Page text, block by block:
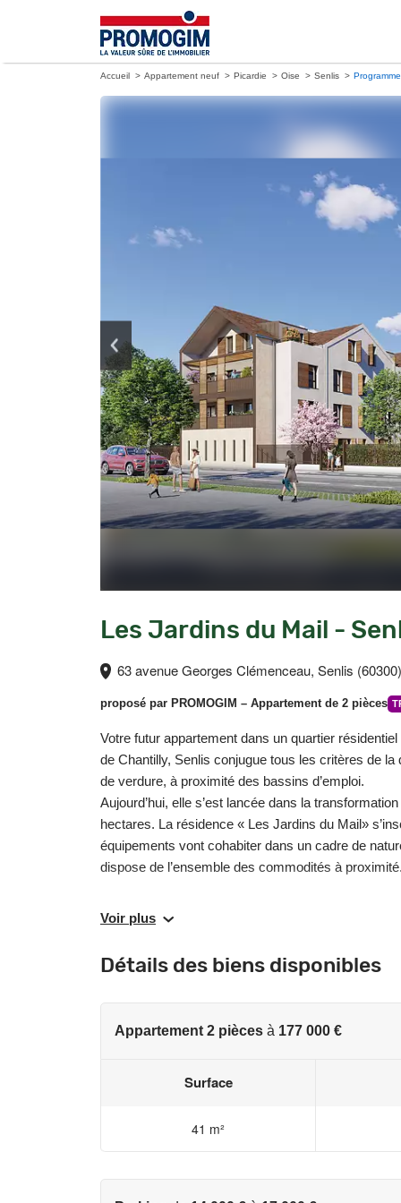
Accueil Appartement neuf Picardie Oise Senlis Programme
Les Jardins du Mail -
63 avenue Georges Clémenceau, Senlis (60300)
proposé par PROMOGIM – Appartement de 2 pièces
Votre futur appartement dans un quartier
de Chantilly, Senlis conjugue tous les critères de la
de verdure, à proximité des bassins d’emploi.
Aujourd’hui, elle s’est lancée dans la
hectares. La résidence « Les Jardins du Mail»
équipements vont cohabiter dans un cadre de
dispose de l’ensemble des commodités à proximité.
D’architecture contemporaine et discrète, « Les
* Prix à partir de - Hors parking - TVA 20% - Dans
Les informations sur les risques auxquels ce bien
Voir plus
Détails des biens disponibles
Appartement 2 pièces à 177 000 €
Surface
41 m²